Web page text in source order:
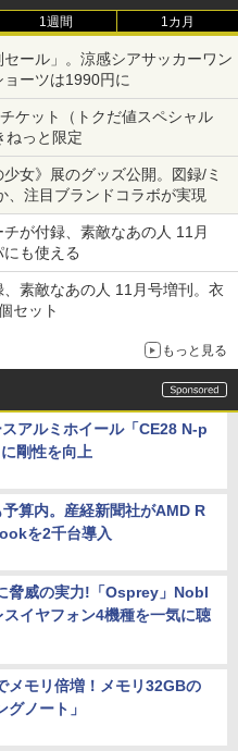
1週間 1カ月
ール」。涼感シアサッカーワン
ーツは1990円に
ケット（トクだ値スペシャル
ねっと限定
女》展のグッズ公開。図録/ミ
、注目ブランドコラボが実現
が付録、素敵なあの人 11月
も使える
、素敵なあの人 11月号増刊。衣
セット
もっと見る
アルミホイール「CE28 N-p
剛性を向上
算内。産経新聞社がAMD R
を2千台導入
脅威の実力!「Osprey」Nobl
イヤフォン4機種を一気に聴
メモリ倍増！メモリ32GBの
グノート」